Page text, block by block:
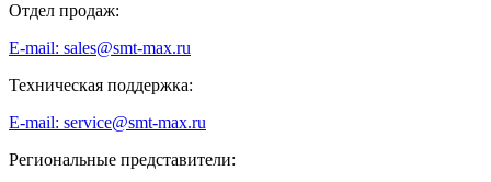
Отдел продаж:
E-mail: sales@smt-max.ru
Техническая поддержка:
E-mail: service@smt-max.ru
Региональные представители: